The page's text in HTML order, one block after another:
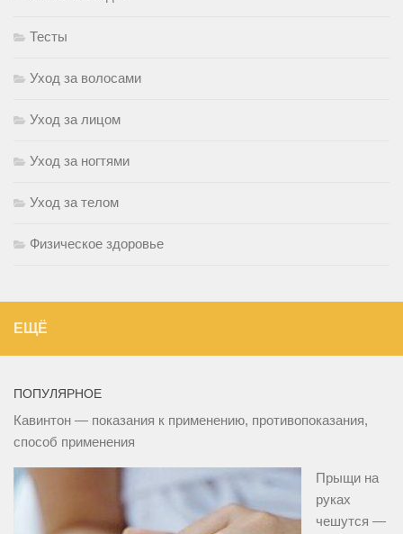
Тесты
Уход за волосами
Уход за лицом
Уход за ногтями
Уход за телом
Физическое здоровье
ЕЩЁ
ПОПУЛЯРНОЕ
Кавинтон — показания к применению, противопоказания,
способ применения
Прыщи на
руках
чешутся —